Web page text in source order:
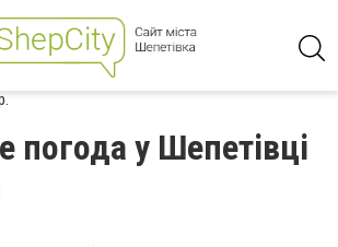
погода у Шепетівці